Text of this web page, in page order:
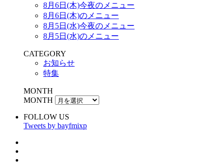
8月6日(木)今夜のメニュー
8月6日(木)のメニュー
8月5日(水)今夜のメニュー
8月5日(水)のメニュー
CATEGORY
お知らせ
特集
MONTH
MONTH
FOLLOW US
Tweets by bayfmixp